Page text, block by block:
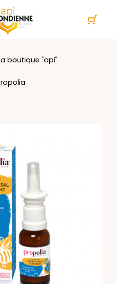
boutique "api"